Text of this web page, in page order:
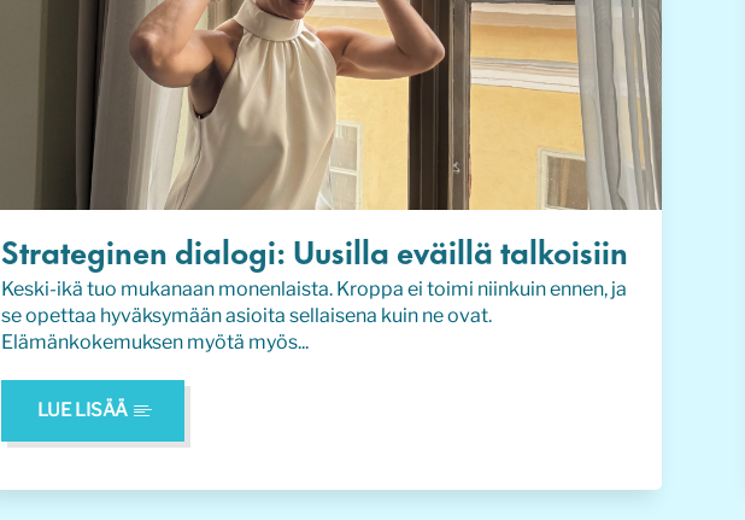
Strateginen dialogi: Uusilla eväillä talkoisiin
Keski-ikä tuo mukanaan monenlaista. Kroppa ei toimi niinkuin ennen, ja
se opettaa hyväksymään asioita sellaisena kuin ne ovat.
Elämänkokemuksen myötä myös...
LUE LISÄÄ